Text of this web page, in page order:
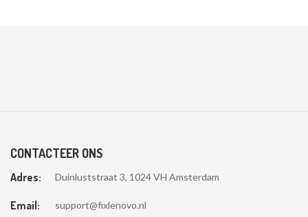
CONTACTEER ONS
Adres: Duinluststraat 3, 1024 VH Amsterdam
Email: support@fixlenovo.nl